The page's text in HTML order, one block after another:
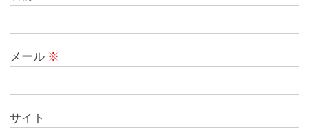
メール ※
サイト